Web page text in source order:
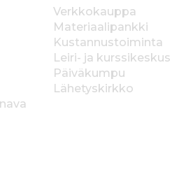
Verkkokauppa
Materiaalipankki
Kustannustoiminta
Leiri- ja kurssikeskus
Päiväkumpu
Lähetyskirkko